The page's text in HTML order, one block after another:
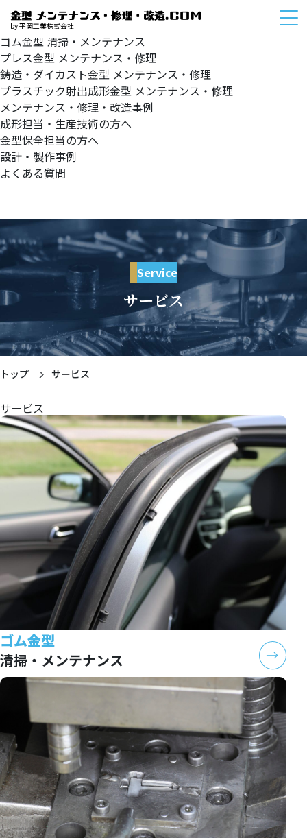
by 平岡工業株式会社
HOME
サービスメニュー
ゴム金型 清掃・メンテナンス
プレス金型 メンテナンス・修理
鋳造・ダイカスト金型 メンテナンス・修理
プラスチック射出成形金型 メンテナンス・修理
メンテナンス・修理・改造事例
成形担当・生産技術の方へ
金型保全担当の方へ
設計・製作事例
よくある質問
Service
サービス
トップ サービス
サービス
ゴム金型
清掃・メンテナンス